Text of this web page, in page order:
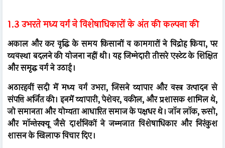
1.3 उभरते मध्य वर्ग ने विशेषाधिकारों के अंत की कल्पना की
अकाल और कर वृद्धि के समय किसानों व कामगारों ने विद्रोह किया, पर
व्यवस्था बदलने की योजना नहीं थी। यह जिम्मेदारी तीसरे एस्टेट के शिक्षित
और समृद्ध वर्ग ने उठाई।
अठारहवीं सदी में मध्य वर्ग उभरा, जिसने व्यापार और वस्त्र उत्पादन से
संपत्ति अर्जित की। इनमें व्यापारी, पेशेवर, वकील, और प्रशासक शामिल थे,
जो समानता और योग्यता आधारित समाज के पक्षधर थे। जॉन लॉक, रूसो,
और मॉन्तेस्क्यू जैसे दार्शनिकों ने जन्मजात विशेषाधिकार और निरंकुश
शासन के खिलाफ विचार दिए।